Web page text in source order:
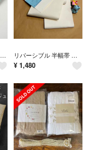
【半幅帯】両面リバーシブル（ミント×ライトグレー） 浴衣帯 長尺 袴下帯 単衣帯 リバーシブル 半幅帯 浴衣帯 袴下帯 卒業式 日本製 白×オフホワイト
¥ 1,480